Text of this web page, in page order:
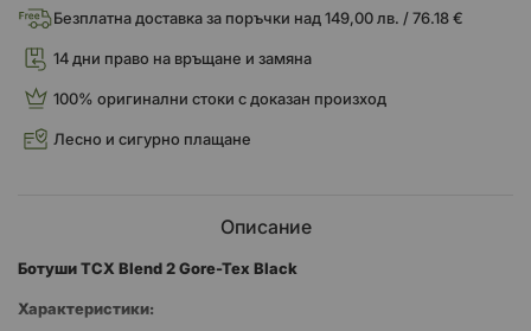
Безплатна доставка за поръчки над 149,00 лв. / 76.18 €
14 дни право на връщане и замяна
100% оригинални стоки с доказан произход
Лесно и сигурно плащане
Описание
Ботуши TCX Blend 2 Gore-Tex Black
Характеристики: